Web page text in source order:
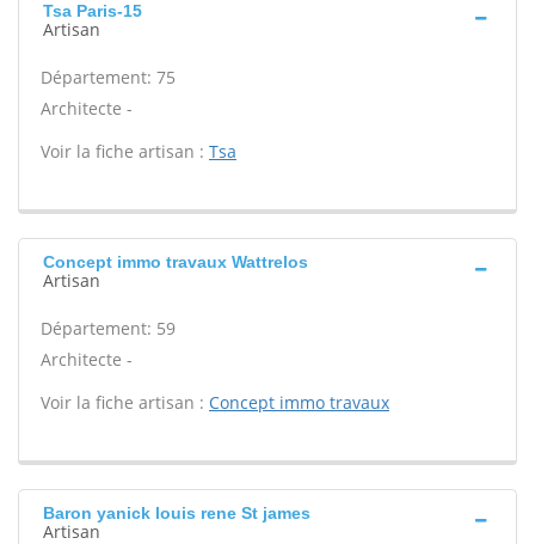
Tsa Paris-15
Artisan
Département: 75
Architecte -
Voir la fiche artisan : Tsa
Concept immo travaux Wattrelos
Artisan
Département: 59
Architecte -
Voir la fiche artisan : Concept immo travaux
Baron yanick louis rene St james
Artisan